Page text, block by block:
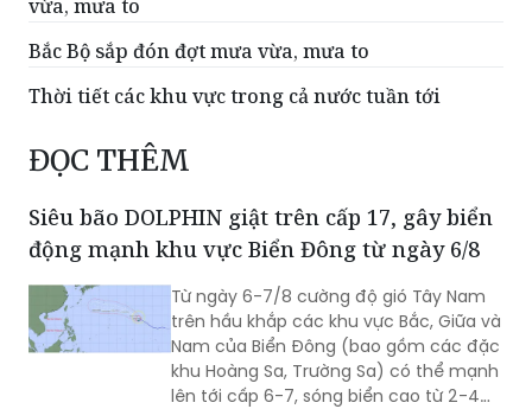
vừa, mưa to
Bắc Bộ sắp đón đợt mưa vừa, mưa to
Thời tiết các khu vực trong cả nước tuần tới
ĐỌC THÊM
Siêu bão DOLPHIN giật trên cấp 17, gây biển
động mạnh khu vực Biển Đông từ ngày 6/8
Từ ngày 6-7/8 cường độ gió Tây Nam
trên hầu khắp các khu vực Bắc, Giữa và
Nam của Biển Đông (bao gồm các đặc
khu Hoàng Sa, Trường Sa) có thể mạnh
lên tới cấp 6-7, sóng biển cao từ 2-4m,